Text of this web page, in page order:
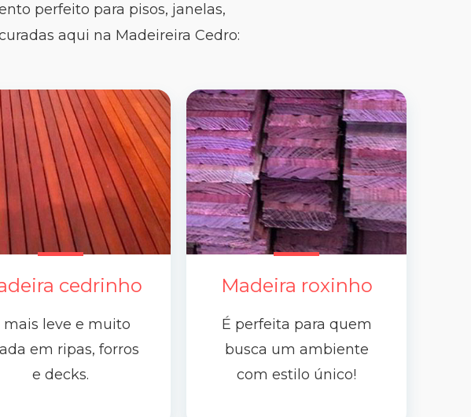
perfeito para pisos, janelas,
aqui na Madeireira Cedro:
cedrinho
mais leve e muito
em ripas, forros
e decks.
Madeira roxinho
É perfeita para quem
busca um ambiente
com estilo único!